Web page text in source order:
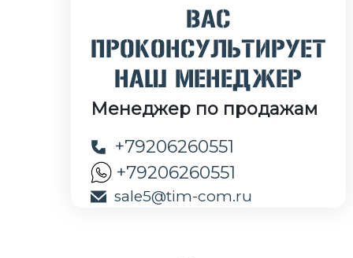
ВАС
ПРОКОНСУЛЬТИРУЕТ
НАШ МЕНЕДЖЕР
Менеджер по продажам
+79206260551
+79206260551
sale5@tim-com.ru